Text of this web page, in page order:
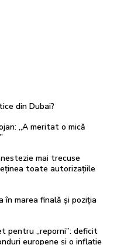
din Dubai?
„A meritat o mică
mai trecuse
toate autorizațiile
în marea finală și poziția
pentru „reporni”: deficit
europene și o inflație